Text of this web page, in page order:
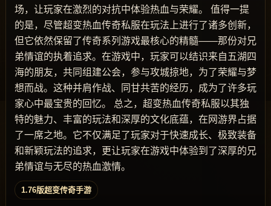
场，让玩家在激烈的对抗中体验热血与荣耀。 值得一提
的是，尽管超变热血传奇私服在玩法上进行了诸多创新，
但它依然保留了传奇系列游戏最核心的精髓——那份对兄
弟情谊的执着追求。在游戏中，玩家可以结识来自五湖四
海的朋友，共同组建公会，参与攻城掠地，为了荣耀与梦
想而战。这种并肩作战、同甘共苦的经历，成为了许多玩
家心中最宝贵的回忆。 总之，超变热血传奇私服以其独
特的魅力、丰富的玩法和深厚的文化底蕴，在网游界占据
了一席之地。它不仅满足了玩家对于快速成长、极致装备
和新颖玩法的追求，更让玩家在游戏中体验到了深厚的兄
弟情谊与无尽的热血激情。
1.76版超变传奇手游